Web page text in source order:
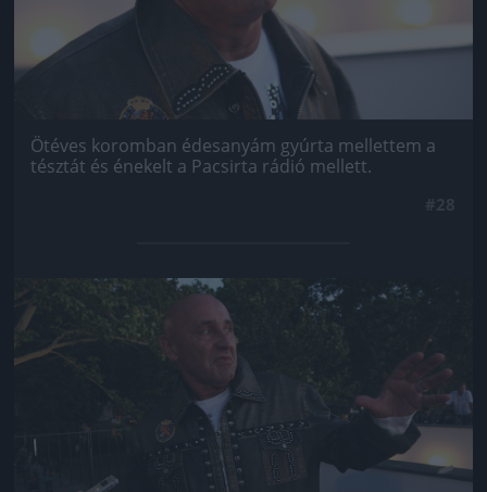
Ötéves koromban édesanyám gyúrta mellettem a
tésztát és énekelt a Pacsirta rádió mellett.
Jön még kép!